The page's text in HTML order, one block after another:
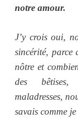
notre amour.
J’y crois oui,
sincérité, parce
nôtre et
des bêtises,
maladresses,
savais comme je